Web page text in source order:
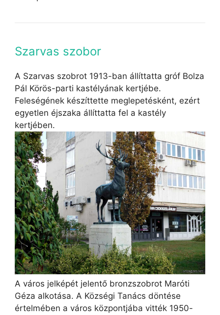
Szarvas szobor
A Szarvas szobrot 1913-ban állíttatta gróf Bolza
Pál Körös-parti kastélyának kertjébe.
Feleségének készíttette meglepetésként, ezért
egyetlen éjszaka állíttatta fel a kastély
kertjében.
A város jelképét jelentő bronzszobrot Maróti
Géza alkotása. A Községi Tanács döntése
értelmében a város központjába vitték 1950-